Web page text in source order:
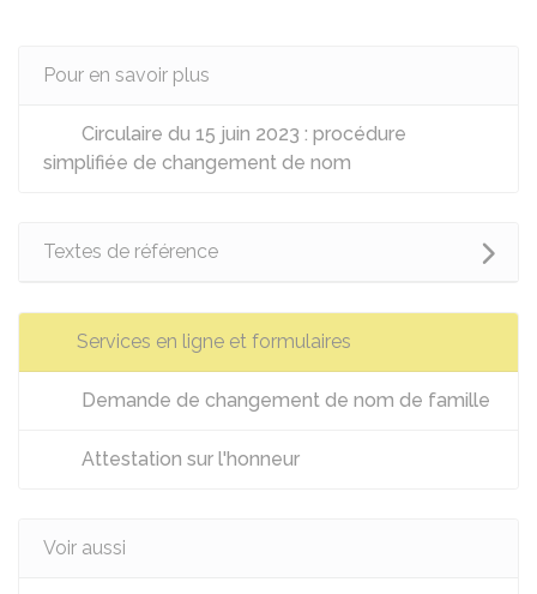
Pour en savoir plus
Circulaire du 15 juin 2023 : procédure
simplifiée de changement de nom
Textes de référence
Services en ligne et formulaires
Demande de changement de nom de famille
Attestation sur l'honneur
Voir aussi